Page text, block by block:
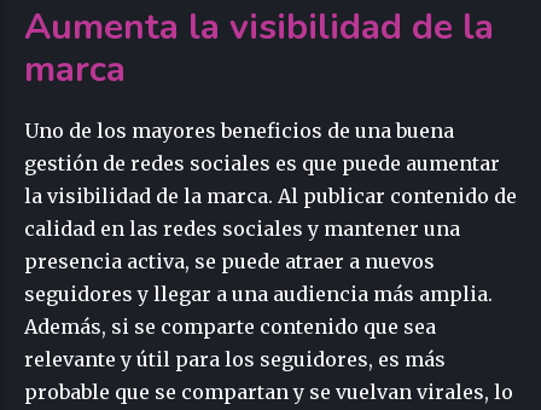
Aumenta la visibilidad de la
marca
Uno de los mayores beneficios de una buena
gestión de redes sociales es que puede aumentar
la visibilidad de la marca. Al publicar contenido de
calidad en las redes sociales y mantener una
presencia activa, se puede atraer a nuevos
seguidores y llegar a una audiencia más amplia.
Además, si se comparte contenido que sea
relevante y útil para los seguidores, es más
probable que se compartan y se vuelvan virales, lo